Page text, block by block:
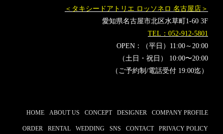
＜タキシードアトリエ ロッソネロ 名古屋店＞
愛知県名古屋市北区水草町1-60 3F
TEL：052-912-5801
OPEN：（平日）11:00～20:00
（土日・祝日） 10:00〜20:00
（ご予約制/電話受付 19:00迄）
HOME ABOUT US CONCEPT DESIGNER COMPANY PROFILE
ORDER RENTAL WEDDING SNS CONTACT PRIVACY POLICY